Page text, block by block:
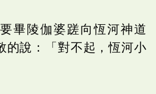
畢陵伽婆蹉向恆河神道
的說：「對不起，恆河小